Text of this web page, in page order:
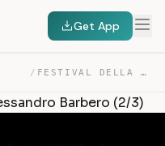
Get App
/ FESTIVAL DELLA MENTE 2018 – ALESSANDRO BARBERO (2/3) — TRANSCRIPT
Barbero (2/3)